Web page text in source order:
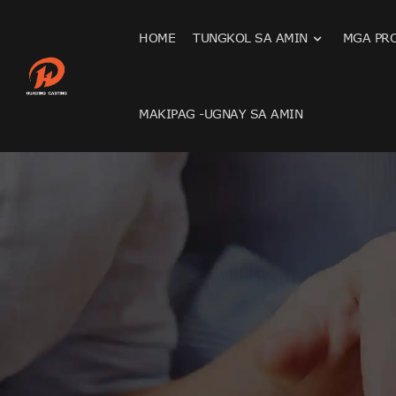
HOME TUNGKOL SA AMIN MGA
MAKIPAG -UGNAY SA AMIN